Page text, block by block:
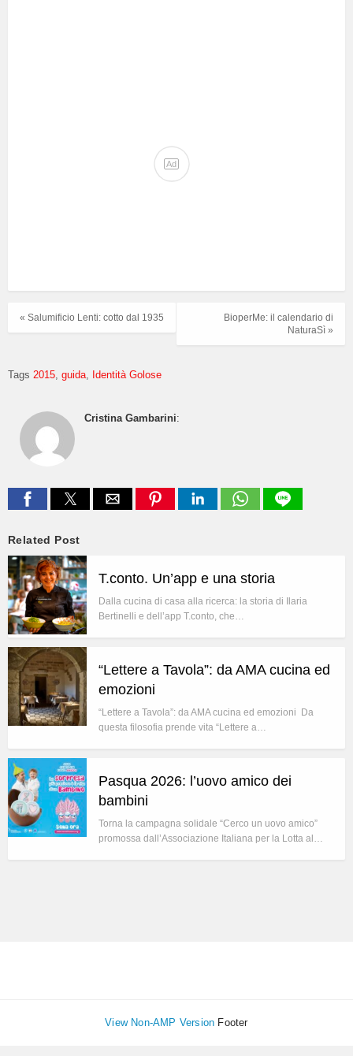
Ad
BioperMe: il calendario di
NaturaSì »
« Salumificio Lenti: cotto dal 1935
Tags 2015 guida Identità Golose
Cristina Gambarini:
Related Post
T.conto. Un’app e una storia
Dalla cucina di casa alla ricerca: la storia di Ilaria
Bertinelli e dell’app T.conto, che…
“Lettere a Tavola”: da AMA cucina ed
emozioni
“Lettere a Tavola”: da AMA cucina ed emozioni Da
questa filosofia prende vita “Lettere a…
Pasqua 2026: l’uovo amico dei
bambini
Torna la campagna solidale “Cerco un uovo amico”
promossa dall’Associazione Italiana per la Lotta al…
View Non-AMP Version Footer